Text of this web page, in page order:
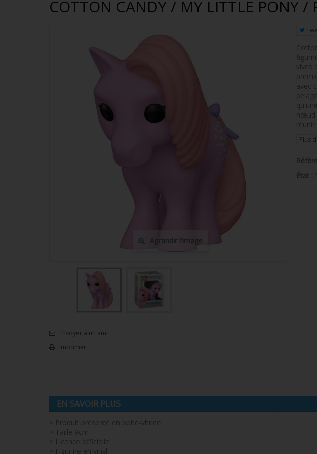
COTTON CANDY / MY LITTLE PONY /
Agrandir l'image
Envoyer à un ami
Imprimer
vives
avec
nœud
Plus
État :
EN SAVOIR PLUS
> Produit présenté en boite-vitrine
> Taille 9cm
> Licence officielle
> Figurine en vinyl